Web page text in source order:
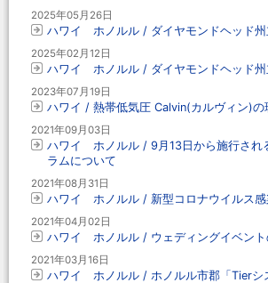
2025年05月26日
ハワイ ホノルル / ダイヤモンドヘッド州
2025年02月12日
ハワイ ホノルル / ダイヤモンドヘッド州
2023年07月19日
ハワイ / 熱帯低気圧 Calvin(カルヴィン)
2021年09月03日
ハワイ ホノルル / 9月13日から施行され
ラムについて
2021年08月31日
ハワイ ホノルル / 新型コロナウイルス感
2021年04月02日
ハワイ ホノルル / ウェディングイベント
2021年03月16日
ハワイ ホノルル / ホノルル市郡「Tierシ